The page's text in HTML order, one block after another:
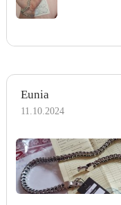
Eunia
11.10.2024